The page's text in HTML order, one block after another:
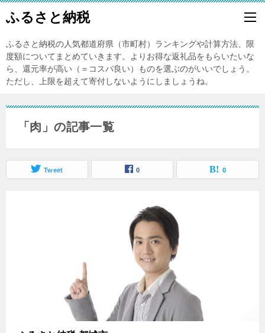
ふるさと納税
ふるさと納税の人気都道府県（市町村）ランキングや計算方法、限
度額についてまとめていきます。よりお得な返礼品をもらいたいな
ら、還元率が高い（＝コスパ良い）ものを選ぶのがいいでしょう。
ただし、上限を超えて寄付しないようにしましょうね。
「肉」の記事一覧
Tweet 0 0